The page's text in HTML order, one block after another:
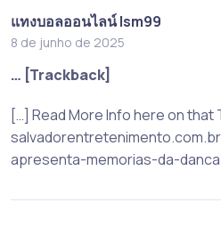
แทงบอลออนไลน์ lsm99
8 de junho de 2025
… [Trackback]
[…] Read More Info here on that
apresenta-memorias-da-